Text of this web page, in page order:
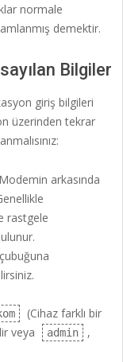
normale
demektir.
Bilgiler
giriş bilgileri
üzerinden tekrar
Modemin arkasında
rastgele
çubuğuna
(Cihaz farklı bir
veya
admin ,